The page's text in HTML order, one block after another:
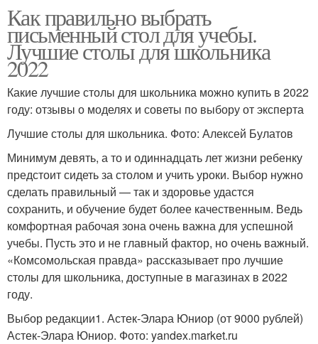
Как правильно выбрать
письменный стол для учебы.
Лучшие столы для школьника
2022
Какие лучшие столы для школьника можно купить в 2022
году: отзывы о моделях и советы по выбору от эксперта
Лучшие столы для школьника. Фото: Алексей Булатов
Минимум девять, а то и одиннадцать лет жизни ребенку
предстоит сидеть за столом и учить уроки. Выбор нужно
сделать правильный — так и здоровье удастся
сохранить, и обучение будет более качественным. Ведь
комфортная рабочая зона очень важна для успешной
учебы. Пусть это и не главный фактор, но очень важный.
«Комсомольская правда» рассказывает про лучшие
столы для школьника, доступные в магазинах в 2022
году.
Выбор редакции1. Астек-Элара Юниор (от 9000 рублей)
Астек-Элара Юниор. Фото: yandex.market.ru